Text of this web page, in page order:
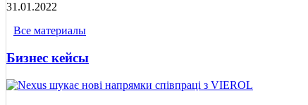
31.01.2022
Все материалы
Бизнес кейсы